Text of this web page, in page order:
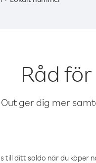
Råd
ger dig mer
till ditt saldo när du köper